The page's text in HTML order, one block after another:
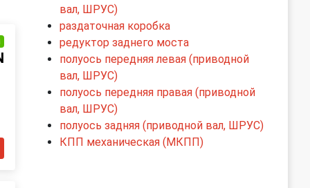
вал, ШРУС)
раздаточная коробка
редуктор заднего моста
полуось передняя левая (приводной
вал, ШРУС)
полуось передняя правая (приводной
вал, ШРУС)
полуось задняя (приводной вал, ШРУС)
КПП механическая (МКПП)